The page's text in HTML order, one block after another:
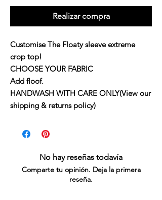
Realizar compra
Customise The Floaty sleeve extreme
crop top!
CHOOSE YOUR FABRIC
Add floof.
HANDWASH WITH CARE ONLY(View our
shipping & returns policy)
No hay reseñas todavía
Comparte tu opinión. Deja la primera
reseña.